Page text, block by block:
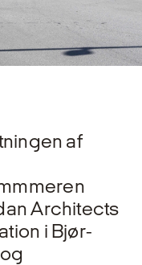
af
Architects
i Bjør­